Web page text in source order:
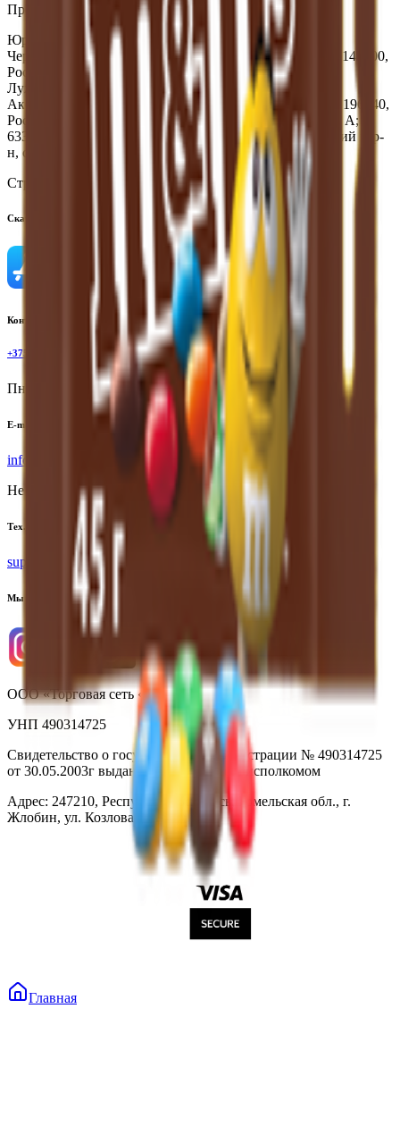
Производитель:
ООО «Марс»
Юридический адрес:
433400, Россия, Ульяновская обл.,
Чердаклинский р-н, рп. Чердаклы, ул. Степная, зд. 20; 142800,
Россия, Московская обл., г.о. Ступино, г. Ступино, ул.
Лужниковская. д. 2; Россия, 346714, Ростовская обл.,
Аксайский р-н, ст-ца Грушевская, ул. Марсово поле,1; 196140,
Россия, г. Сантк-Петербург, Пулковское, Ш., д. 48, лит. А;
633100, Россия, Новосибирская область, Новосибирский м.р-
н, с.п. Толмачевский с/с, платф. 3307, км, д. 15
Страна производства:
Россия
Скачать приложение
Контактный телефон
+375(29)6875999
Пн-Пт: 8:00 - 17:00
E-mail
info@yoda.by
Не для электронных обращений
Тех. поддержка
support@yoda.by
Мы в соцсетях
ООО «Торговая сеть «Продмир»
УНП 490314725
Свидетельство о государственной регистрации № 490314725
от 30.05.2003г выдано Гомельским облисполкомом
Адрес: 247210, Республика Беларусь, Гомельская обл., г.
Жлобин, ул. Козлова 2-А
Главная